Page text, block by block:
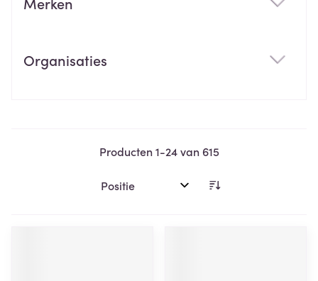
Organisaties
Producten1-24van 615
Sorteer op: